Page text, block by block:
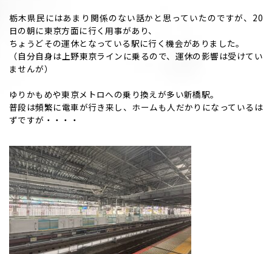
栃木県民にはあまり関係のない話かと思っていたのですが、20
日の朝に東京方面に行く用事があり、
ちょうどその運休となっている駅に行く機会がありました。
（自分自身は上野東京ラインに乗るので、運休の影響は受けてい
ませんが）
ゆりかもめや東京メトロへの乗り換えが多い新橋駅。
普段は頻繁に電車が行き来し、ホームも人だかりになっているは
ずですが・・・・